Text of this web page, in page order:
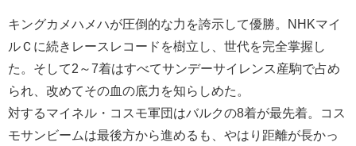
キングカメハメハが圧倒的な力を誇示して優勝。NHKマイ
ルＣに続きレースレコードを樹立し、世代を完全掌握し
た。そして2～7着はすべてサンデーサイレンス産駒で占め
られ、改めてその血の底力を知らしめた。
対するマイネル・コスモ軍団はバルクの8着が最先着。コス
モサンビームは最後方から進めるも、やはり距離が長かっ